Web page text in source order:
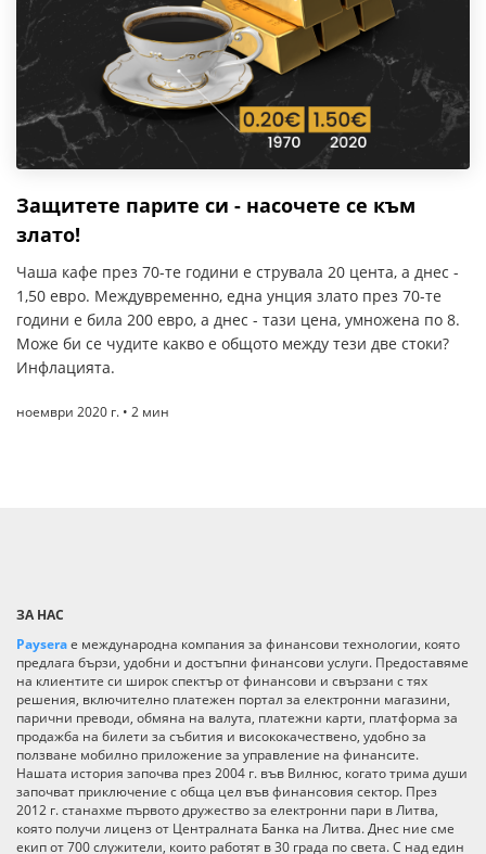
Защитете парите си - насочете се към
злато!
Чаша кафе през 70-те години е струвала 20 цента, а днес -
1,50 евро. Междувременно, една унция злато през 70-те
години е била 200 евро, а днес - тази цена, умножена по 8.
Може би се чудите какво е общото между тези две стоки?
Инфлацията.
ноември 2020 г. • 2 мин
ЗА НАС
Payseraе международна компания за финансови технологии, която
предлага бързи, удобни и достъпни финансови услуги. Предоставяме
на клиентите си широк спектър от финансови и свързани с тях
решения, включително платежен портал за електронни магазини,
парични преводи, обмяна на валута, платежни карти, платформа за
продажба на билети за събития и висококачествено, удобно за
ползване мобилно приложение за управление на финансите.
Нашата история започва през 2004 г. във Вилнюс, когато трима души
започват приключение с обща цел във финансовия сектор. През
2012 г. станахме първото дружество за електронни пари в Литва,
която получи лиценз от Централната Банка на Литва. Днес ние сме
екип от 700 служители, които работят в 30 града по света. С над един